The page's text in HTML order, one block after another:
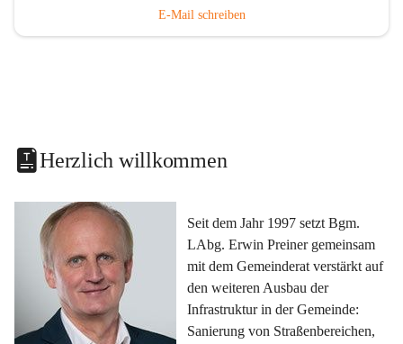
E-Mail schreiben
Herzlich willkommen
Seit dem Jahr 1997 setzt Bgm.
LAbg. Erwin Preiner gemeinsam
mit dem Gemeinderat verstärkt auf
den weiteren Ausbau der
Infrastruktur in der Gemeinde:
Sanierung von Straßenbereichen,